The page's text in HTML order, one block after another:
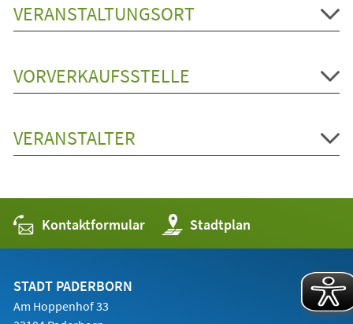
VERANSTALTUNGSORT
VORVERKAUFSSTELLE
VERANSTALTER
Kontaktformular Stadtplan
(Öffnet
in
einem
STADT PADERBORN
Am Hoppenhof 33